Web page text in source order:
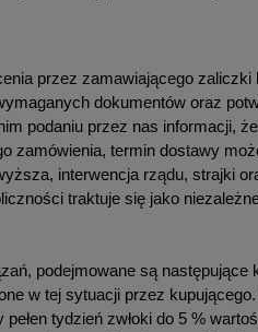
przez zamawiającego
dokumentów oraz
podaniu przez nas informacji,
zamówienia, termin dostawy
interwencja rządu, strajki
traktuje się jako
podejmowane są
w tej sytuacji przez
tydzień zwłoki do 5 %